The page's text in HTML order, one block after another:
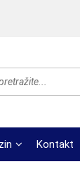
Kontakt